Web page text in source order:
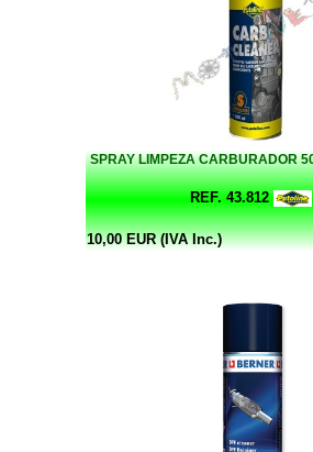
SPRAY LIMPEZA CARBURADOR
REF. 43.812
10,00 EUR (IVA Inc.)